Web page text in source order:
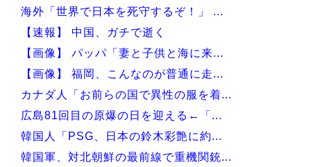
Powered by livedoor 相互RSS
海外「世界で日本を死守するぞ！」 ...
【速報】 中国、ガチで逝く
【画像】 パッパ「妻と子供と海に来...
【画像】 福岡、こんなのが普通に走...
カナダ人「お前らの国で異性の服を着...
広島81回目の原爆の日を迎える←「...
韓国人「PSG、日本の鈴木彩艶に約...
韓国軍、対北朝鮮の最前線で重機関銃...